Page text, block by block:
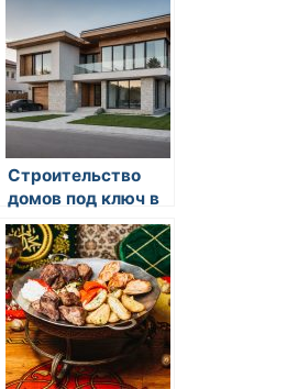
преимущества
Строительство
домов под ключ в
Алматы:
особенности и
преимущества